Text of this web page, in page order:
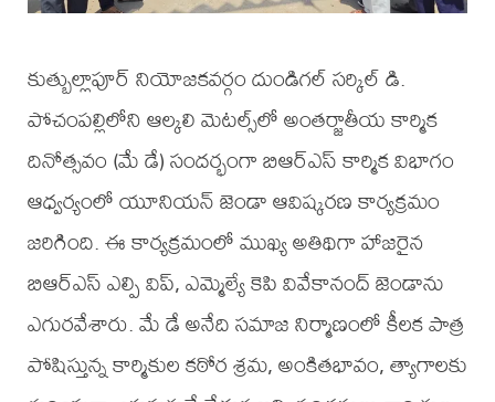
కుత్బుల్లాపూర్ నియోజకవర్గం దుండిగల్ సర్కిల్ డి.
పోచంపల్లిలోని ఆల్కలి మెటల్స్‌లో అంతర్జాతీయ కార్మిక
దినోత్సవం (మే డే) సందర్భంగా బిఆర్ఎస్ కార్మిక విభాగం
ఆధ్వర్యంలో యూనియన్ జెండా ఆవిష్కరణ కార్యక్రమం
జరిగింది. ఈ కార్యక్రమంలో ముఖ్య అతిథిగా హాజరైన
బిఆర్ఎస్ ఎల్పి విప్, ఎమ్మెల్యే కెపి వివేకానంద్ జెండాను
ఎగురవేశారు. మే డే అనేది సమాజ నిర్మాణంలో కీలక పాత్ర
పోషిస్తున్న కార్మికుల కఠోర శ్రమ, అంకితభావం, త్యాగాలకు